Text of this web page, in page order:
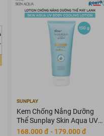
SUNPLAY
Kem Chống Nắng Dưỡng
Thể Sunplay Skin Aqua UV
Body Lotion
168.000 đ - 179.000 đ